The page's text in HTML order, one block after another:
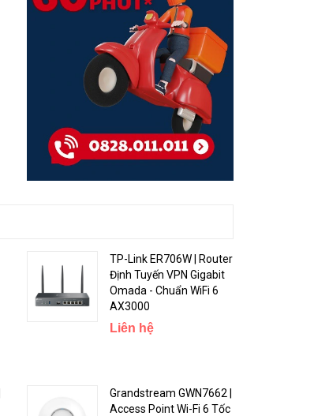
802.3at đối với
PoE, 12V/1.5A đối
với DC Adaptor
Điện năng tiêu thụ
<15.3W (công bố
từ nhà sản xuất)
CE, ROHS
Bảo hành 36 tháng
TP-Link ER706W | Router
Định Tuyến VPN Gigabit
Omada - Chuẩn WiFi 6
AX3000
Liên hệ
Grandstream GWN7662 |
Access Point Wi-Fi 6 Tốc